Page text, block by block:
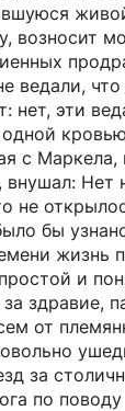
возносит
ведали,
нет, эти
с Маркела,
внушал: Нет
не
бы
жизнь
и
здравие,
от
за
по поводу